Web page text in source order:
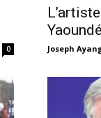
0 Joseph